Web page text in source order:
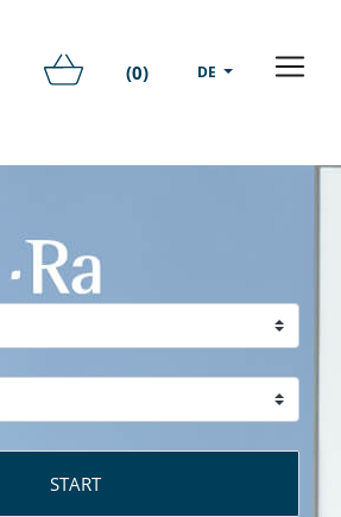
(0) DE
START